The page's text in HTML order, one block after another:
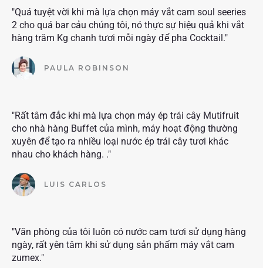
"Quá tuyệt vời khi mà lựa chọn máy vắt cam soul seeries
2 cho quá bar cảu chúng tôi, nó thực sự hiệu quả khi vắt
hàng trăm Kg chanh tươi mỗi ngày để pha Cocktail."
PAULA ROBINSON
"Rất tâm đắc khi mà lựa chọn máy ép trái cây Mutifruit
cho nhà hàng Buffet của mình, máy hoạt động thường
xuyên để tạo ra nhiều loại nước ép trái cây tươi khác
nhau cho khách hàng. ."
LUIS CARLOS
"Văn phòng của tôi luôn có nước cam tươi sử dụng hàng
ngày, rất yên tâm khi sử dụng sản phẩm máy vắt cam
zumex."